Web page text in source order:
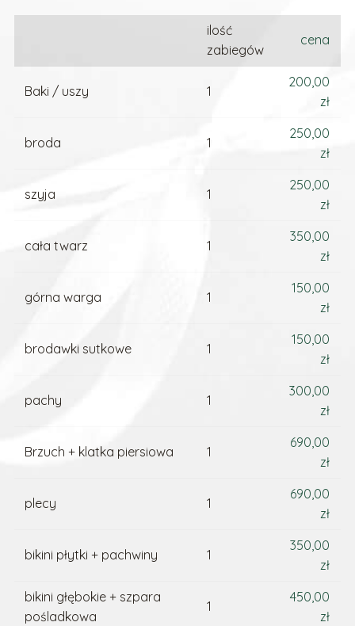
ilość
zabiegów
cena
Baki / uszy 1
200,00
zł
broda 1
250,00
zł
szyja 1
250,00
zł
cała twarz 1
350,00
zł
górna warga 1
150,00
zł
brodawki sutkowe 1
150,00
zł
pachy 1
300,00
zł
Brzuch + klatka piersiowa 1
690,00
zł
plecy 1
690,00
zł
bikini płytki + pachwiny 1
350,00
zł
bikini głębokie + szpara
pośladkowa
1
450,00
zł